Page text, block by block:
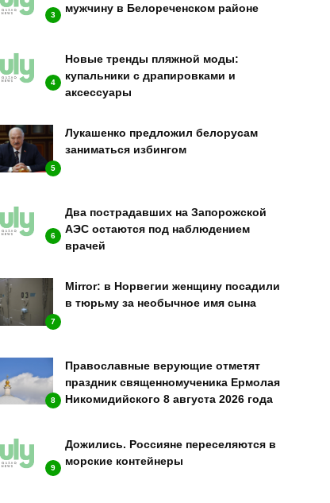
3
мужчину в Белореченском районе
4
Новые тренды пляжной моды:
купальники с драпировками и
аксессуары
5
Лукашенко предложил белорусам
заниматься избингом
6
Два пострадавших на Запорожской
АЭС остаются под наблюдением
врачей
7
Mirror: в Норвегии женщину посадили
в тюрьму за необычное имя сына
8
Православные верующие отметят
праздник священномученика Ермолая
Никомидийского 8 августа 2026 года
9
Дожились. Россияне переселяются в
морские контейнеры